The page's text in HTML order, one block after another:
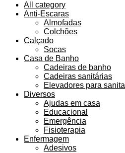
All category
Anti-Escaras
Almofadas
Colchões
Calçado
Socas
Casa de Banho
Cadeiras de banho
Cadeiras sanitárias
Elevadores para sanita
Diversos
Ajudas em casa
Educacional
Emergência
Fisioterapia
Enfermagem
Adesivos